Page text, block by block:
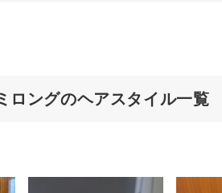
ロングのヘアスタイル一覧